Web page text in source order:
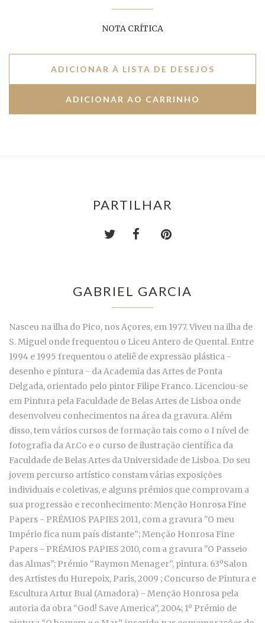
NOTA CRÍTICA
ADICIONAR À LISTA DE DESEJOS
PARTILHAR
GABRIEL GARCIA
Nasceu na ilha do Pico, nos Açores, em 1977. Viveu na ilha de
S. Miguel onde frequentou o Liceu Antero de Quental. Entre
1994 e 1995 frequentou o ateliê de expressão plástica -
desenho e pintura - da Academia das Artes de Ponta
Delgada, orientado pelo pintor Filipe Franco. Licenciou-se
em Pintura pela Faculdade de Belas Artes de Lisboa onde
desenvolveu conhecimentos na área da gravura. Além
disso, tem vários cursos de formação tais como o I nível de
fotografia da Ar.Co e o curso de ilustração científica da
Faculdade de Belas Artes da Universidade de Lisboa. Do seu
jovem percurso artístico constam várias exposições
individuais e coletivas, e alguns prémios que comprovam a
sua progressão e reconhecimento: Menção Honrosa Fine
Papers - PRÉMIOS PAPIES 2011, com a gravura "O meu
Império fica num país distante”; Menção Honrosa Fine
Papers - PRÉMIOS PAPIES 2010, com a gravura "O Passeio
das Almas"; Prémio “Raymon Menager”, pintura. 63ºSalon
des Artistes du Hurepoix, Paris, 2009 ; Concurso de Pintura e
Escultura Artur Bual (Amadora) - Menção Honrosa pela
autoria da obra “God! Save America”, 2004; 1º Prémio de